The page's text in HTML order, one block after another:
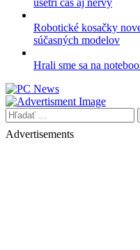
ušetrí čas aj nervy
Robotické kosačky
súčasných modelov
Hrali sme sa na
Hľadať:
Advertisements